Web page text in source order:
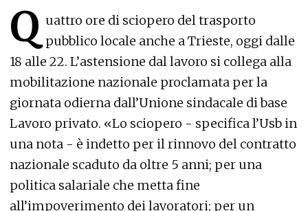
Q uattro ore di sciopero del trasporto
pubblico locale anche a Trieste, oggi dalle
18 alle 22. L’astensione dal lavoro si collega alla
mobilitazione nazionale proclamata per la
giornata odierna dall’Unione sindacale di base
Lavoro privato. «Lo sciopero - specifica l’Usb in
una nota - è indetto per il rinnovo del contratto
nazionale scaduto da oltre 5 anni; per una
politica salariale che metta fine
all’impoverimento dei lavoratori; per un